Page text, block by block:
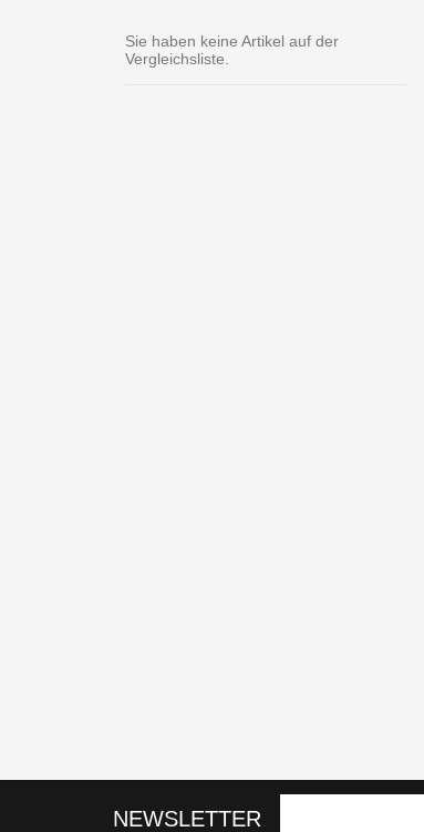
Sie haben keine Artikel auf der
Vergleichsliste.
NEWSLETTER